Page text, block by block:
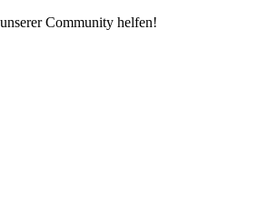
Community helfen!